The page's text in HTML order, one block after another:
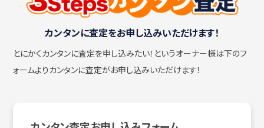
カンタンに査定をお申し込みいただけます！
とにかくカンタンに査定を申し込みたい！ というオーナー様は下のフ
ォームよりカンタンに査定がお申し込みいただけます！